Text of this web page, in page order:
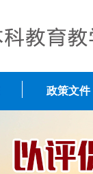
政策文件